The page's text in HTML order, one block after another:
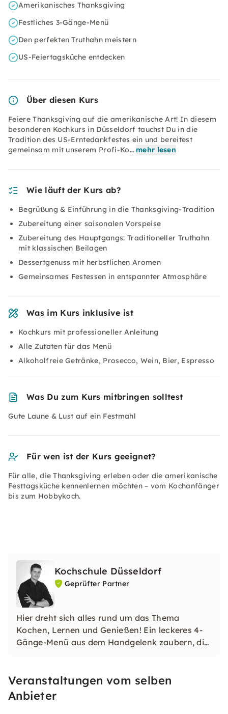
Amerikanisches Thanksgiving
Festliches 3-Gänge-Menü
Den perfekten Truthahn meistern
US-Feiertagsküche entdecken
Über diesen Kurs
Feiere Thanksgiving auf die amerikanische Art! In diesem
besonderen Kochkurs in Düsseldorf tauchst Du in die
Tradition des US-Erntedankfestes ein und bereitest
gemeinsam mit unserem Profi-Ko… mehr lesen
Wie läuft der Kurs ab?
Begrüßung & Einführung in die Thanksgiving-Tradition
Zubereitung einer saisonalen Vorspeise
Zubereitung des Hauptgangs: Traditioneller Truthahn
mit klassischen Beilagen
Dessertgenuss mit herbstlichen Aromen
Gemeinsames Festessen in entspannter Atmosphäre
Was im Kurs inklusive ist
Kochkurs mit professioneller Anleitung
Alle Zutaten für das Menü
Alkoholfreie Getränke, Prosecco, Wein, Bier, Espresso
Was Du zum Kurs mitbringen solltest
Gute Laune & Lust auf ein Festmahl
Für wen ist der Kurs geeignet?
Für alle, die Thanksgiving erleben oder die amerikanische
Festtagsküche kennenlernen möchten – vom Kochanfänger
bis zum Hobbykoch.
Kochschule Düsseldorf
Geprüfter Partner
Hier dreht sich alles rund um das Thema
Kochen, Lernen und Genießen! Ein leckeres 4-
Gänge-Menü aus dem Handgelenk zaubern, die
oder gar mit einem Festtagsbraten glänzen.
Veranstaltungen vom selben
Anbieter